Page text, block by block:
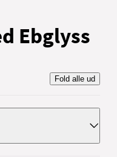
Ebglyss
Fold alle ud